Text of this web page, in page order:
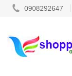
0908292647